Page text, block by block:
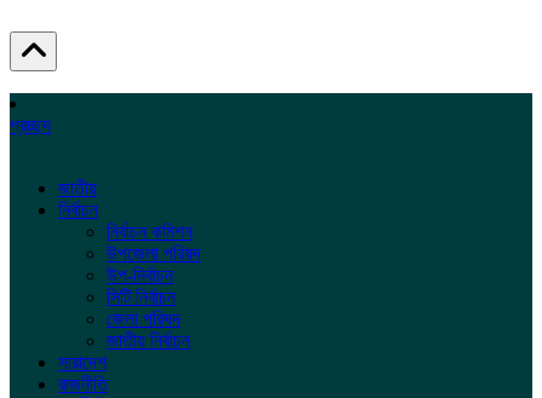
প্রচ্ছদ
জাতীয়
নির্বাচন
নির্বাচন কমিশন
উপজেলা পরিষদ
উপ-নির্বাচন
সিটি নির্বাচন
জেলা পরিষদ
জাতীয় নির্বাচন
সারাদেশ
রাজনীতি